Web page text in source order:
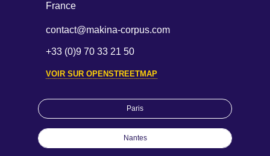
Paris
Nantes
France
contact@makina-corpus.com
+33 (0)9 70 33 21 50
VOIR SUR OPENSTREETMAP